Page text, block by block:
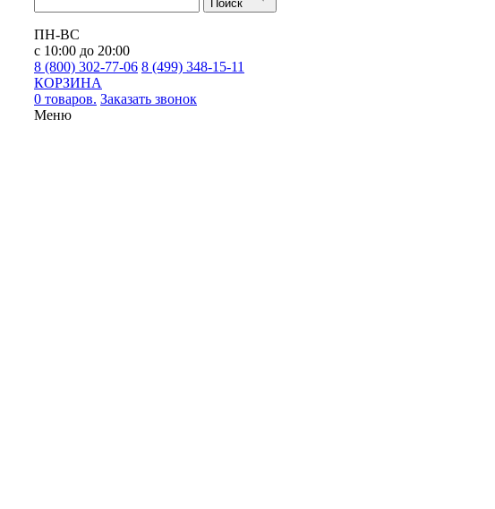
Поиск
ПН-ВС
с 10:00 до 20:00
8 (800) 302-77-06 8 (499) 348-15-11
КОРЗИНА
0 товаров. Заказать звонок
Меню